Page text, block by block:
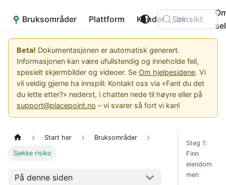
Placepoint
Bruksområder Plattform Kunder Innsikt
Søk
Beta! Dokumentasjonen er automatisk generert.
Informasjonen kan være ufullstendig og inneholde feil,
spesielt skjermbilder og videoer. Se Om hjelpesidene. Vi
vil veldig gjerne ha innspill: Kontakt oss via «Fant du det
du lette etter?» nederst, i chatten nede til høyre eller på
support@placepoint.no – vi svarer så fort vi kan!
Start her Bruksområder
Sjekke risiko
På denne siden
Steg 1:
Finn
eiendom
men